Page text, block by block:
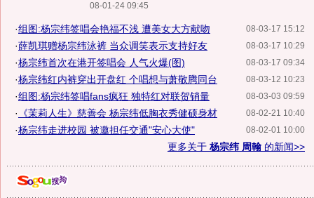
08-01-24 09:45
08-03-17 15:12
·组图:杨宗纬签唱会艳福不浅 遭美女大方献吻
08-03-17 10:29
·薛凯琪赠杨宗纬泳裤 当众调笑表示支持好友
08-03-17 09:34
·杨宗纬首次在港开签唱会 人气火爆(图)
08-03-12 10:23
·杨宗纬红内裤穿出开盘红 个唱想与萧敬腾同台
08-03-03 09:59
·组图:杨宗纬签唱fans疯狂 独特红对联贺销量
08-02-21 10:40
· 《茉莉人生》慈善会 杨宗纬低胸衣秀健硕身材
08-02-01 10:00
·杨宗纬走进校园 被邀担任交通"安心大使"
更多关于 杨宗纬 周翰 的新闻>>